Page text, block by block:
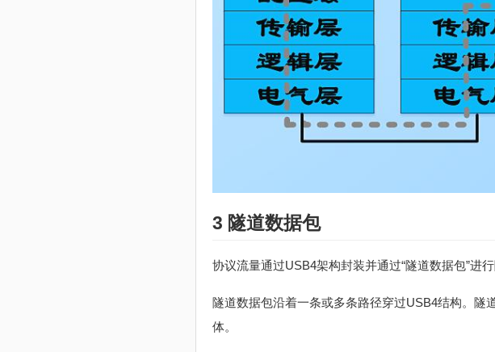
3 隧道数据包
协议流量通过USB4架构封装并通过“隧道数据包”进行
隧道数据包沿着一条或多条路径穿过USB4结构。隧
体。